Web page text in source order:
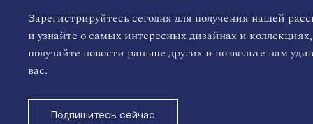
Зарегистрируйтесь сегодня для получения нашей
и узнайте о самых интересных дизайнах и коллекциях,
получайте новости раньше других и позвольте нам
вас.
Подпишитесь сейчас